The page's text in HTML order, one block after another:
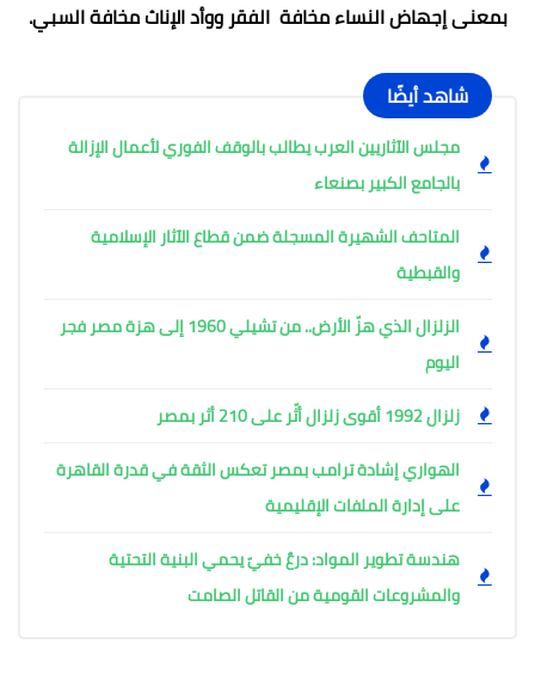
بمعنى إجهاض النساء مخافة الفقر ووأد الإناث مخافة السبي.
شاهد أيضًا
مجلس الآثاريين العرب يطالب بالوقف الفوري لأعمال الإزالة
بالجامع الكبير بصنعاء
المتاحف الشهيرة المسجلة ضمن قطاع الآثار الإسلامية
والقبطية
الزلزال الذي هزّ الأرض.. من تشيلي 1960 إلى هزة مصر فجر
اليوم
زلزال 1992 أقوى زلزال أثّر على 210 أثر بمصر
الهواري إشادة ترامب بمصر تعكس الثقة في قدرة القاهرة
على إدارة الملفات الإقليمية
هندسة تطوير المواد: درعٌ خفيّ يحمي البنية التحتية
والمشروعات القومية من القاتل الصامت